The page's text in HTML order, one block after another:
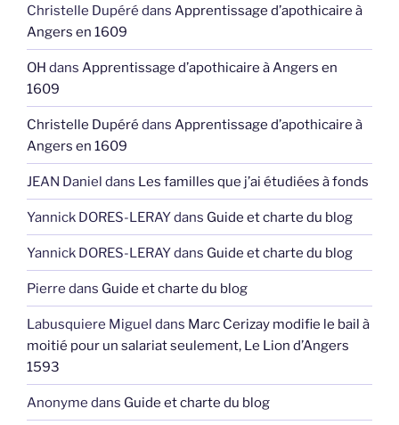
Christelle Dupéré dans Apprentissage d’apothicaire à
Angers en 1609
OH dans Apprentissage d’apothicaire à Angers en
1609
Christelle Dupéré dans Apprentissage d’apothicaire à
Angers en 1609
JEAN Daniel dans Les familles que j’ai étudiées à fonds
Yannick DORES-LERAYdans Guide et charte du blog
Yannick DORES-LERAYdans Guide et charte du blog
Pierre dans Guide et charte du blog
Labusquiere Miguel dans Marc Cerizay modifie le bail à
moitié pour un salariat seulement, Le Lion d’Angers
1593
Anonyme dans Guide et charte du blog